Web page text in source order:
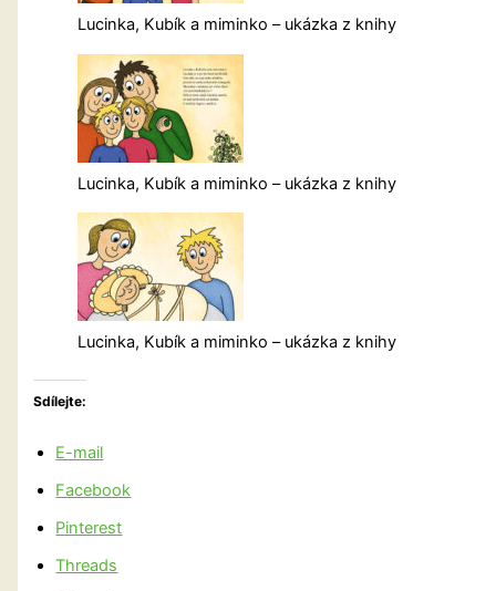
Lucinka, Kubík a miminko – ukázka z knihy
Lucinka, Kubík a miminko – ukázka z knihy
Lucinka, Kubík a miminko – ukázka z knihy
Sdílejte:
E-mail
Facebook
Pinterest
Threads